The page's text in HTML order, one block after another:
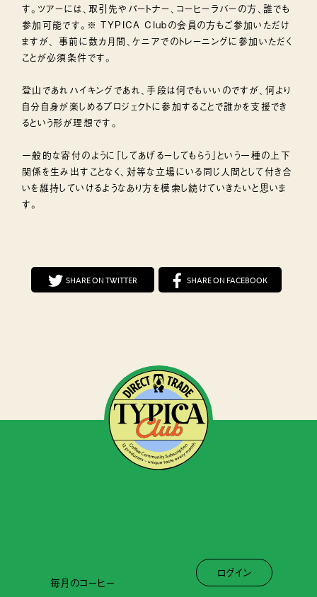
す。ツアーには、取引先やパートナー、コーヒーラバーの方、誰でも
参加可能です。※ TYPICA Clubの会員の方もご参加いただけ
ますが、 事前に数カ月間、ケニアでのトレーニングに参加いただく
ことが必須条件です。
登山であれハイキングであれ、手段は何でもいいのですが、何より
自分自身が楽しめるプロジェクトに参加することで誰かを支援でき
るという形が理想です。
一般的な寄付のように「してあげるーしてもらう」という一種の上下
関係を生み出すことなく、対等な立場にいる同じ人間として付き合
いを維持していけるようなあり方を模索し続けていきたいと思いま
す。
SHARE ON TWITTER SHARE ON FACEBOOK
毎月のコーヒー
ログイン